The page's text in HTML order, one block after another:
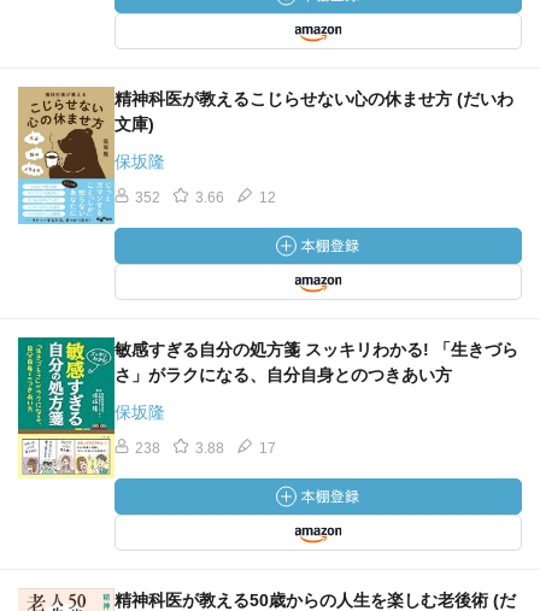
精神科医が教えるこじらせない心の休ませ方 (だいわ
文庫)
保坂隆
352 3.66 12
敏感すぎる自分の処方箋 スッキリわかる! 「生きづら
さ」がラクになる、自分自身とのつきあい方
保坂隆
238 3.88 17
精神科医が教える50歳からの人生を楽しむ老後術 (だ